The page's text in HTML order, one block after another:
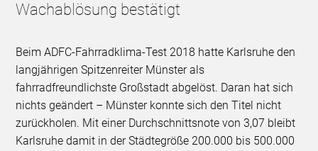
Wachablösung bestätigt
Beim ADFC-Fahrradklima-Test 2018 hatte Karlsruhe den
langjährigen Spitzenreiter Münster als
fahrradfreundlichste Großstadt abgelöst. Daran hat sich
nichts geändert – Münster konnte sich den Titel nicht
zurückholen. Mit einer Durchschnittsnote von 3,07 bleibt
Karlsruhe damit in der Städtegröße 200.000 bis 500.000